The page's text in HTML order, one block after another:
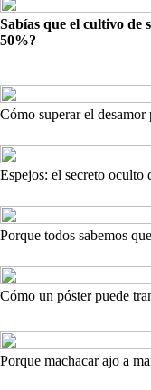
Sabías que el cultivo de
50%?
Cómo superar el
Espejos: el secreto oculto
Porque todos sabemos
Cómo un póster puede
Porque machacar ajo a